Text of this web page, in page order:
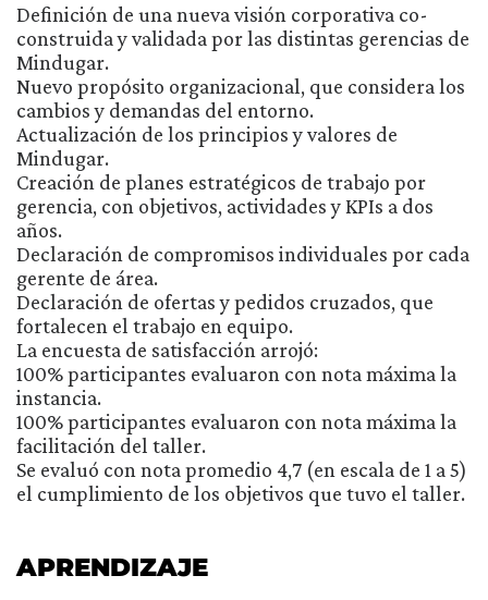
Definición de una nueva visión corporativa co-
construida y validada por las distintas gerencias de
Mindugar.
Nuevo propósito organizacional, que considera los
cambios y demandas del entorno.
Actualización de los principios y valores de
Mindugar.
Creación de planes estratégicos de trabajo por
gerencia, con objetivos, actividades y KPIs a dos
años.
Declaración de compromisos individuales por cada
gerente de área.
Declaración de ofertas y pedidos cruzados, que
fortalecen el trabajo en equipo.
La encuesta de satisfacción arrojó:
100% participantes evaluaron con nota máxima la
instancia.
100% participantes evaluaron con nota máxima la
facilitación del taller.
Se evaluó con nota promedio 4,7 (en escala de 1 a 5)
el cumplimiento de los objetivos que tuvo el taller.
APRENDIZAJE